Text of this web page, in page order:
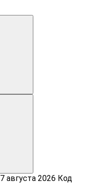
7 августа 2026 Код